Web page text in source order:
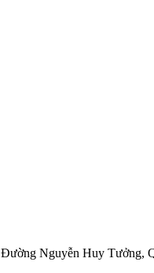
Đường Nguyễn Huy Tưởng,